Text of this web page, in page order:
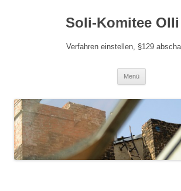
Soli-Komitee Olli
Verfahren einstellen, §129
Menü